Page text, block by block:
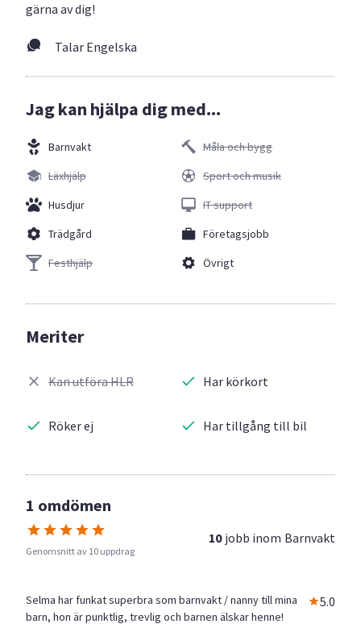
gärna av dig!
Talar Engelska
Jag kan hjälpa dig med...
Barnvakt
Läxhjälp
Husdjur
Trädgård
Festhjälp
Måla och bygg
Sport och musik
IT support
Företagsjobb
Övrigt
Meriter
Kan utföra HLR
Röker ej
Har körkort
Har tillgång till bil
1 omdömen
Genomsnitt av 10 uppdrag
10 jobb inom Barnvakt
Selma har funkat superbra som barnvakt / nanny till mina
barn, hon är punktlig, trevlig och barnen älskar henne!
5.0